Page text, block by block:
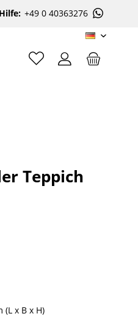
+49 0 40363276
DE
Teppich
(L x B x H)